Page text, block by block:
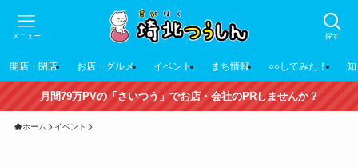
探す
メニュー
開店・閉店 お店・グルメ イベント まち情報 ○○してみた！
月間79万PVの「さいつう」でお店・会社のPRしませんか？
ホーム イベント